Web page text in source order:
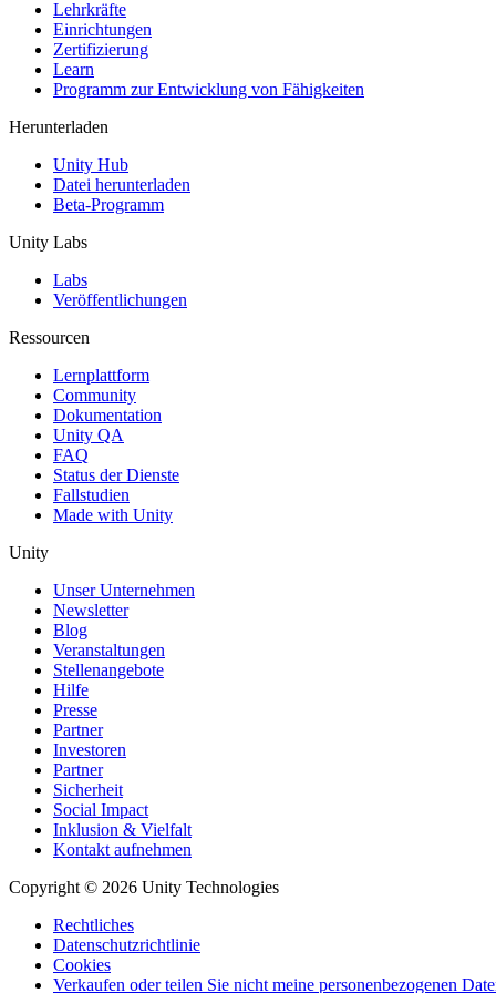
XR-Spiele
XR-Spiele plattformübergreifend starten
Multiplayer-Spiele
Vereinfachte Entwicklung von Multiplayer-Spielen
Lehrkräfte
Einrichtungen
Zertifizierung
Learn
Programm zur Entwicklung von Fähigkeiten
Herunterladen
Unity Hub
Datei herunterladen
Beta-Programm
Unity Labs
Labs
Veröffentlichungen
Ressourcen
Lernplattform
Community
Dokumentation
Unity QA
FAQ
Status der Dienste
Fallstudien
Made with Unity
Unity
Unser Unternehmen
Newsletter
Blog
Veranstaltungen
Stellenangebote
Hilfe
Presse
Partner
Investoren
Partner
Sicherheit
Social Impact
Inklusion & Vielfalt
Kontakt aufnehmen
Copyright © 2026 Unity Technologies
Rechtliches
Datenschutzrichtlinie
Cookies
Verkaufen oder teilen Sie nicht meine personenbezogenen